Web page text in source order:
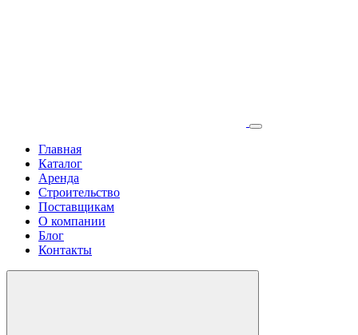
Главная
Каталог
Аренда
Строительство
Поставщикам
О компании
Блог
Контакты